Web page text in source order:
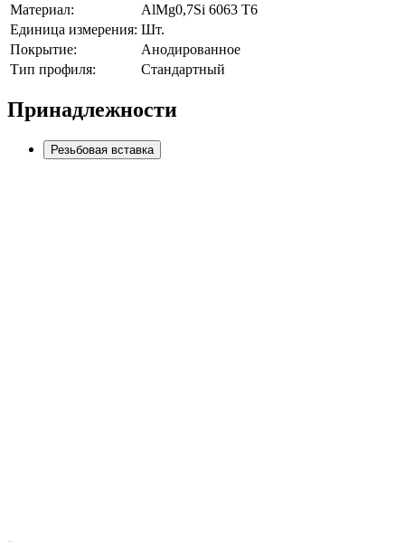
Материал:
AlMg0,7Si 6063 Т6
Единица измерения: Шт.
Покрытие:
Анодированное
Тип профиля:
Стандартный
Принадлежности
Резьбовая вставка